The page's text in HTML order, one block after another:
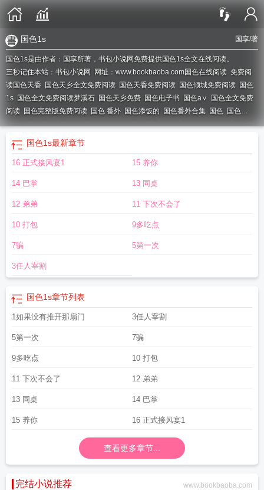
国享/著
国色1s
国色1s是由作者：国享所著，书包小说网免费提供国色1s全文在线阅读。
三秒记住本站：书包小说网 网址：www.bookbaoba.com国色在线阅读 免费阅
读国色天香 国色天乡全文免费阅读 国色天香免费阅读 国色倾城免费阅读 国色
1s 国色全文免费阅读梦溪石 国色天乡免费 国色电子书 国色a∨
国色全文免费
阅读 国色完整版免费阅读 国色 番外 国色添饭的 国色番外合集 国色 国色
china国色番外国色by国色全文阅读国色天香全本免费阅读全文古典国色天
香免费阅读
国色添香全文免费阅读
国色1s最新章节
16 正式接风宴1 15 养你
14 巴掌 13 同桌
12 弟弟 11 下次不会了
10 打包 9多吃点
7骗 5第一次
3任人宰割
国色1s章节列表
1如果没有推开那扇门 3任人宰割
5第一次 7骗
9多吃点 10 打包
11 下次不会了 12 弟弟
13 同桌 14 巴掌
15 养你 16 正式接风宴1
查看更多章节...
完结小说推荐 www.bookbaoba.com